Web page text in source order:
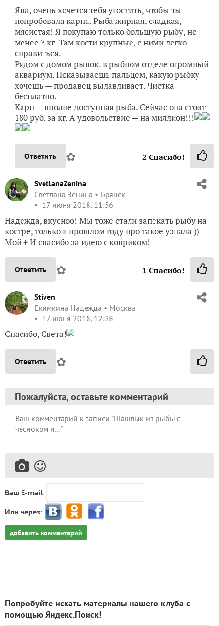
Яна, очень хочется тебя угостить, чтобы ты
попробовала карпа. Рыба жирная, сладкая,
мясистая! Я покупаю только большую рыбу, не
менее 3 кг. Там кости крупные, с ними легко
справиться.
Рядом с домом рынок, в рыбном отделе огромный
аквариум. Показываешь пальцем, какую рыбку
хочешь — продавец вылавливает. Чистка
бесплатно.
Карп — вполне доступная рыба. Сейчас она стоит
180 руб. за кг. А удовольствие — на миллион!!!
Ответить ✿ 2 Спасибо!
SvetlanaZenina
Светлана Зенина
Брянск
17 июня 2018, 11:56
Надежда, вкусноо! Мы тоже стали запекать рыбу на
костре, только в прошлом году про такое узнала ))
Мой + И спасибо за идею с ковриком!
Ответить ✿ 1 Спасибо!
Stiven
Екимкина Надежда
Москва
17 июня 2018, 12:28
Спасибо, Света!
Ответить ✿
Пожалуйста, оставьте комментарий
Ваш E-mail:
Или через:
добавить комментарий
Попробуйте искать материалы нашего клуба с
помощью Яндекс.Поиск!